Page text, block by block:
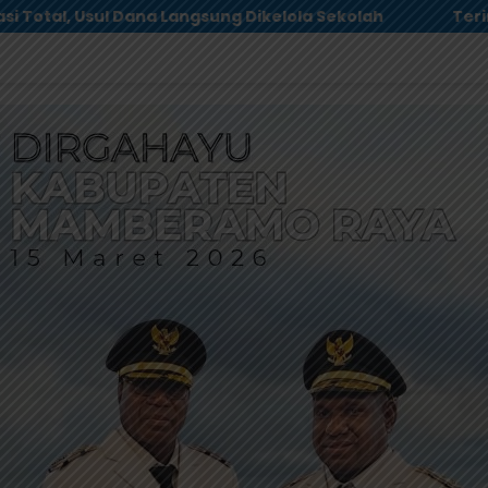
Terima Pokok Pikiran MRP, Tonny Tesar Janji